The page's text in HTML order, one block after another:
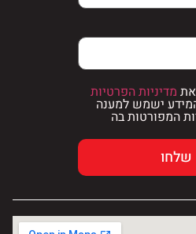
מדיניות הפרטיות
ישמש למענה
המפורטות בה